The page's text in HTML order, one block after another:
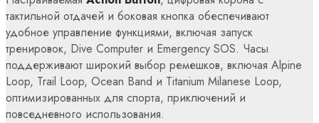
тактильной отдачей и боковая кнопка обеспечивают
удобное управление функциями, включая запуск
тренировок, Dive Computer и Emergency SOS. Часы
поддерживают широкий выбор ремешков, включая Alpine
Loop, Trail Loop, Ocean Band и Titanium Milanese Loop,
оптимизированных для спорта, приключений и
повседневного использования.